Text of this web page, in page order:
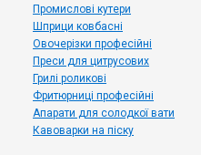
Промислові кутери
Шприци ковбасні
Овочерізки професійні
Преси для цитрусових
Грилі роликові
Фритюрниці професійні
Апарати для солодкої вати
Кавоварки на піску